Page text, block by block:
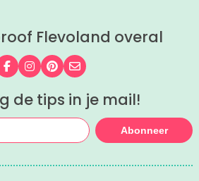
Flevoland overal
Volg ons op Facebook
Volg ons op Instagram
Volg ons op Pinterest
Mail ons
de tips in je mail!
Abonneer